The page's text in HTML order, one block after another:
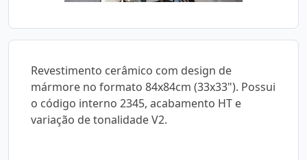
Revestimento cerâmico com design de
mármore no formato 84x84cm (33x33"). Possui
o código interno 2345, acabamento HT e
variação de tonalidade V2.